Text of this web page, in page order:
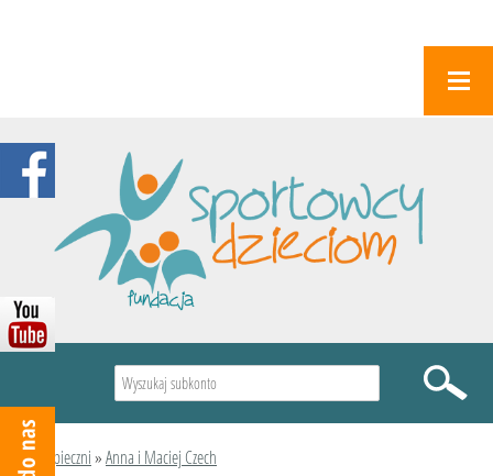
Podopieczni»Anna i Maciej Czech